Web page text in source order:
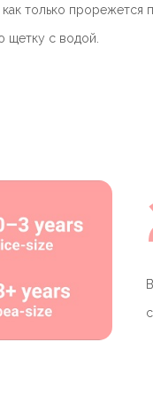
как только
щетку с водой.